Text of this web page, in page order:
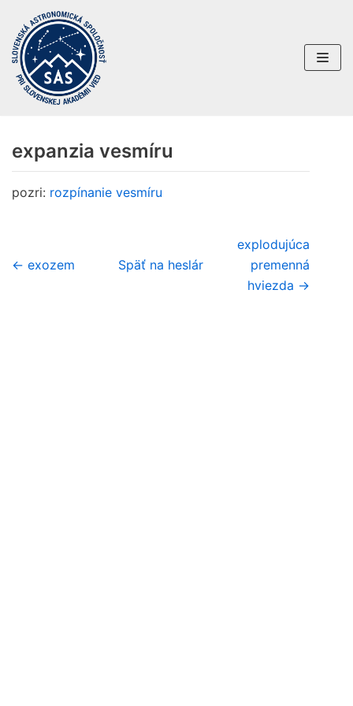
Preskočiť
na
obsah
expanzia vesmíru
pozri: rozpínanie vesmíru
← exozem Späť na heslár
explodujúca
premenná
hviezda →